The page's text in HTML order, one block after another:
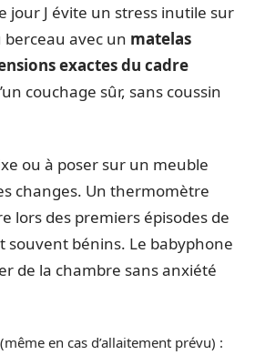
jour J évite un stress inutile sur
avec un matelas
exactes du cadre
couchage sûr, sans coussin
ou à poser sur un meuble
changes. Un thermomètre
lors des premiers épisodes de
souvent bénins. Le babyphone
de la chambre sans anxiété
en cas d’allaitement prévu) :